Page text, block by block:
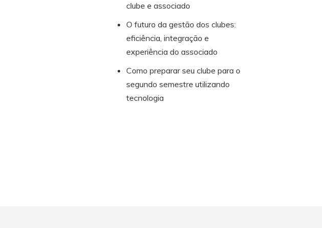
clube e associado
O futuro da gestão dos clubes:
eficiência, integração e
experiência do associado
Como preparar seu clube para o
segundo semestre utilizando
tecnologia